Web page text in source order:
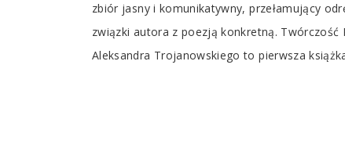
zbiór jasny i komunikatywny, przełamujący
związki autora z poezją konkretną. Twórczość
Aleksandra Trojanowskiego to pierwsza